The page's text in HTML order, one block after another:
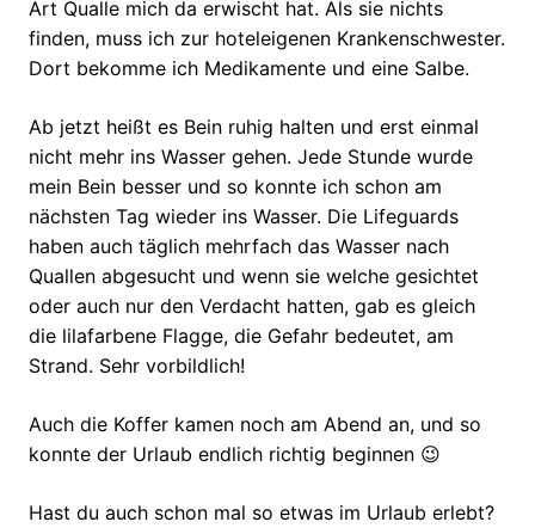
Art Qualle mich da erwischt hat. Als sie nichts
finden, muss ich zur hoteleigenen Krankenschwester.
Dort bekomme ich Medikamente und eine Salbe.
Ab jetzt heißt es Bein ruhig halten und erst einmal
nicht mehr ins Wasser gehen. Jede Stunde wurde
mein Bein besser und so konnte ich schon am
nächsten Tag wieder ins Wasser. Die Lifeguards
haben auch täglich mehrfach das Wasser nach
Quallen abgesucht und wenn sie welche gesichtet
oder auch nur den Verdacht hatten, gab es gleich
die lilafarbene Flagge, die Gefahr bedeutet, am
Strand. Sehr vorbildlich!
Auch die Koffer kamen noch am Abend an, und so
konnte der Urlaub endlich richtig beginnen 😉
Hast du auch schon mal so etwas im Urlaub erlebt?